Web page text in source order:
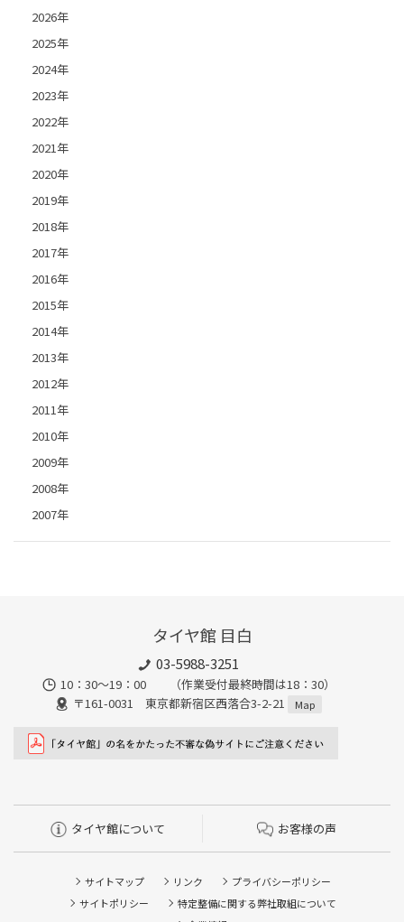
2026年
2025年
2024年
2023年
2022年
2021年
2020年
2019年
2018年
2017年
2016年
2015年
2014年
2013年
2012年
2011年
2010年
2009年
2008年
2007年
タイヤ館 目白
03-5988-3251
10：30～19：00 （作業受付最終時間は18：30）
〒161-0031 東京都新宿区西落合3-2-21
Map
タイヤ館について お客様の声
サイトマップ リンク
プライバシーポリシー
サイトポリシー
特定整備に関する弊社取組について